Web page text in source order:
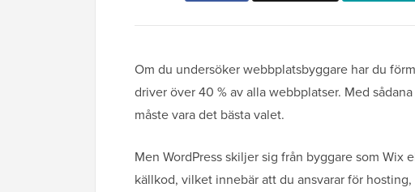
Om du undersöker webbplatsbyggare har du
driver över 40 % av alla webbplatser. Med
måste vara det bästa valet.
Men WordPress skiljer sig från byggare som
källkod, vilket innebär att du ansvarar för